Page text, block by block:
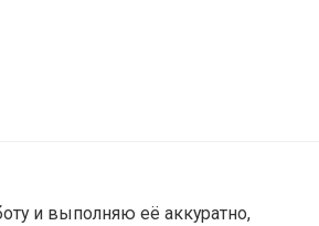
и выполняю её аккуратно,